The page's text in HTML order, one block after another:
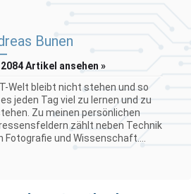
Bunen
Artikel ansehen »
Welt bleibt nicht stehen und so
jeden Tag viel zu lernen und zu
Zu meinen persönlichen
zählt neben Technik
Fotografie und Wissenschaft....